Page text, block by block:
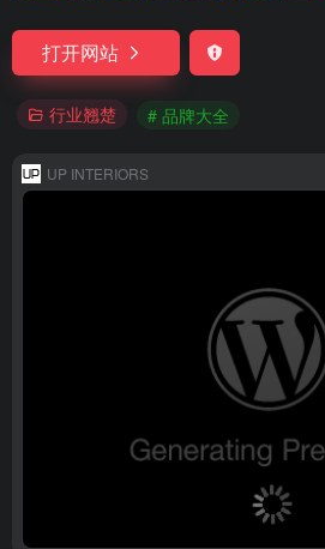
打开网站
行业翘楚 # 品牌大全
UP INTERIORS